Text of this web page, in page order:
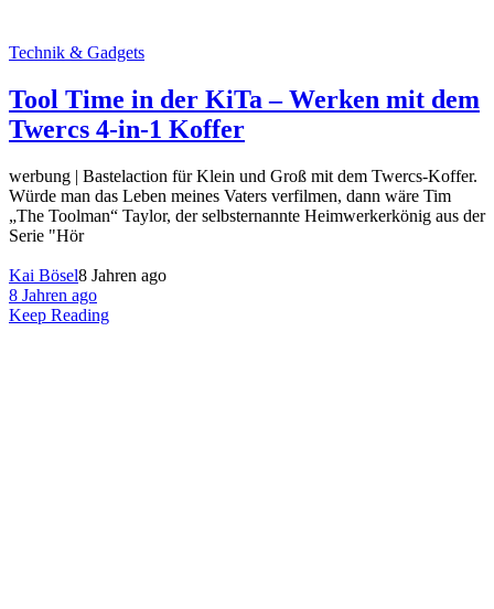
Technik & Gadgets
Tool Time in der KiTa – Werken mit dem
Twercs 4-in-1 Koffer
werbung | Bastelaction für Klein und Groß mit dem Twercs-Koffer.
Würde man das Leben meines Vaters verfilmen, dann wäre Tim
„The Toolman“ Taylor, der selbsternannte Heimwerkerkönig aus der
Serie "Hör
Kai Bösel8 Jahren ago
8 Jahren ago
Keep Reading